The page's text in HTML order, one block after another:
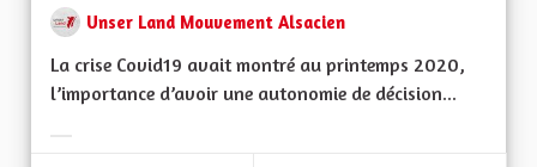
Unser Land Mouvement Alsacien
La crise Covid19 avait montré au printemps 2020,
l’importance d’avoir une autonomie de décision...